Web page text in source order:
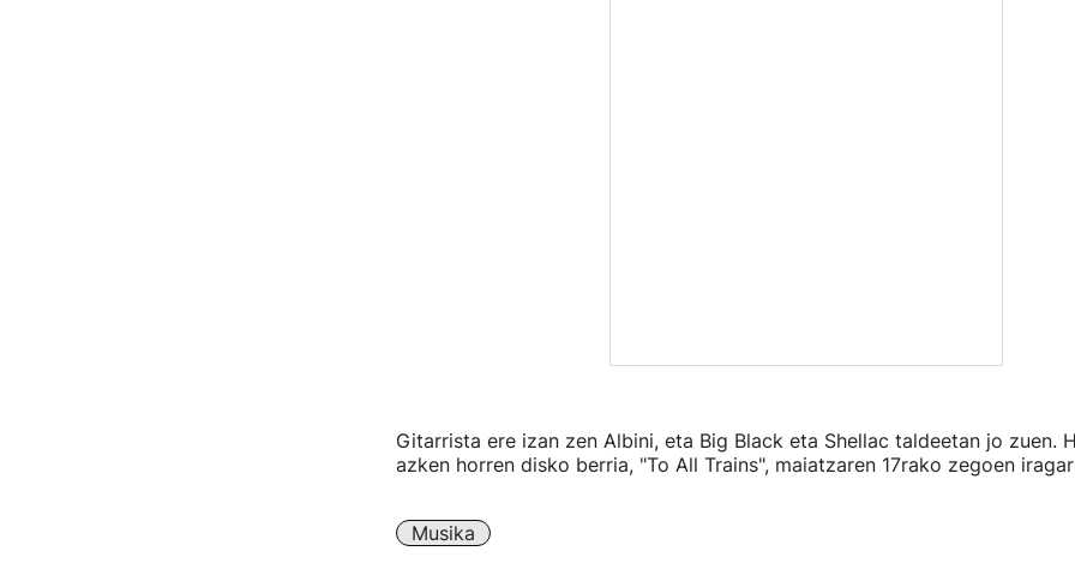
Gitarrista ere izan zen Albini, eta Big Black eta Shellac taldeetan jo zuen.
azken horren disko berria, "To All Trains", maiatzaren 17rako zegoen
Musika